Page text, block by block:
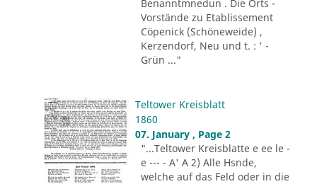
Benanntmnedun . Die Orts -
Vorstände zu Etablissement
Cöpenick (Schöneweide) ,
Kerzendorf, Neu und t. : ' -
Grün ..."
Teltower Kreisblatt
1860
07. January , Page 2
"...Teltower Kreisblatte e ee le -
e --- - A' A 2) Alle Hsnde,
welche auf das Feld oder in die